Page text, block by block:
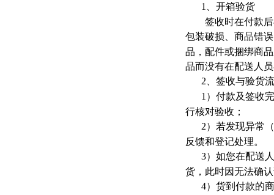
1
、开箱验货
签收时在付款后
包装破损、商品错
品，配件或捆绑商
品而没有在配送人
2 、签收与验货
1 ）付款及签收
行核对验收；
2）若发现异常
反馈和登记处理。
3）如您在配送
货，此时因无法确
4）货到付款的